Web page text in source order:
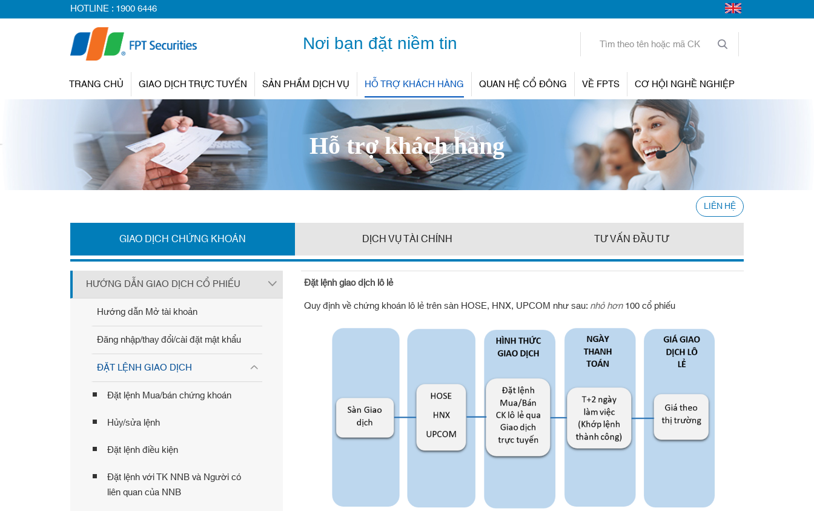
HOTLINE :1900 6446
Nơi bạn đặt niềm tin
TRANG CHỦ GIAO DỊCH TRỰC TUYẾN SẢN PHẨM DỊCH VỤ HỖ TRỢ KHÁCH HÀNG QUAN HỆ CỔ ĐÔNG VỀ FPTS CƠ HỘI NGHỀ NGHIỆP
Hỗ trợ khách hàng
LIÊN HỆ
GIAO DỊCH CHỨNG KHOÁN DỊCH VỤ TÀI CHÍNH TƯ VẤN ĐẦU TƯ
HƯỚNG DẪN GIAO DỊCH CỔ PHIẾU
Hướng dẫn Mở tài khoản
Đăng nhập/thay đổi/cài đặt mật khẩu
ĐẶT LỆNH GIAO DỊCH
Đặt lệnh Mua/bán chứng khoán
Hủy/sửa lệnh
Đặt lệnh điều kiện
Đặt lệnh với TK NNB và Người có
liên quan của NNB
Đặt lệnh giao dịch lô lẻ
Quy định về chứng khoán lô lẻ trên sàn HOSE, HNX, UPCOM như sau:nhỏ hơn100 cổ phiếu